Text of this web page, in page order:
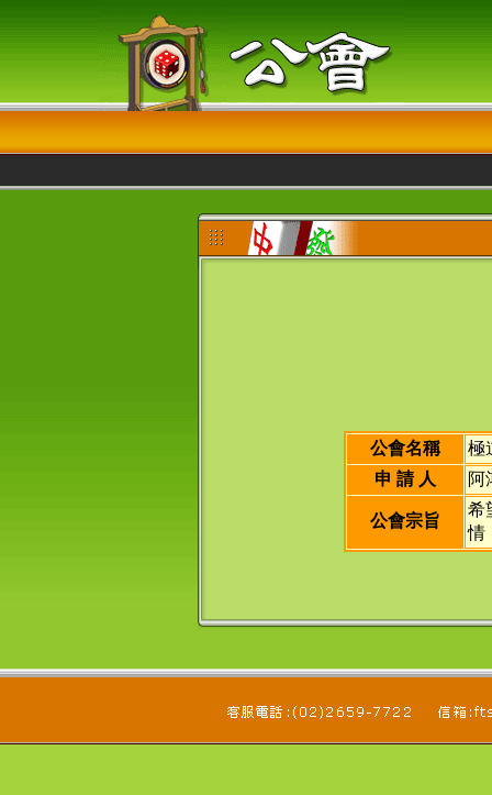
公會名稱
極
申 請 人
阿
公會宗旨
希
情